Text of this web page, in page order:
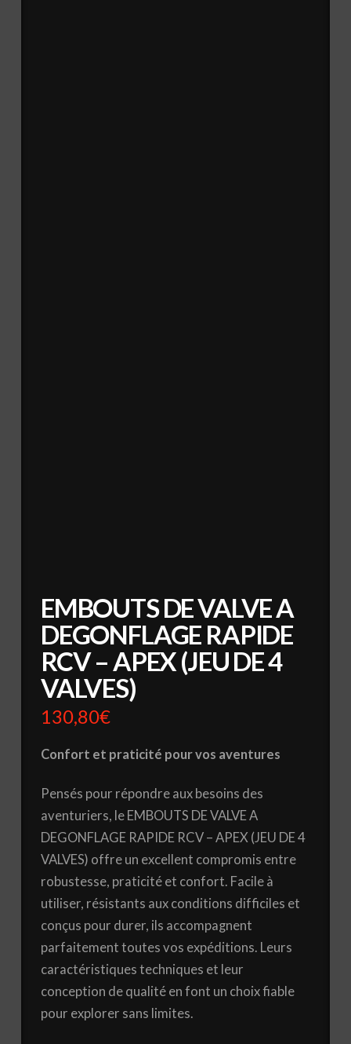
EMBOUTS DE VALVE A
DEGONFLAGE RAPIDE
RCV – APEX (JEU DE 4
VALVES)
130,80€
Confort et praticité pour vos aventures
Pensés pour répondre aux besoins des
aventuriers, le EMBOUTS DE VALVE A
DEGONFLAGE RAPIDE RCV – APEX (JEU DE 4
VALVES) offre un excellent compromis entre
robustesse, praticité et confort. Facile à
utiliser, résistants aux conditions difficiles et
conçus pour durer, ils accompagnent
parfaitement toutes vos expéditions. Leurs
caractéristiques techniques et leur
conception de qualité en font un choix fiable
pour explorer sans limites.